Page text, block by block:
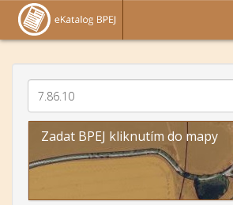
Zadat BPEJ kliknutím do mapy